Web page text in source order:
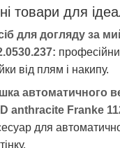
товари для
для догляду за
від плям і накипу.
автоматичного
anthracite Franke
для